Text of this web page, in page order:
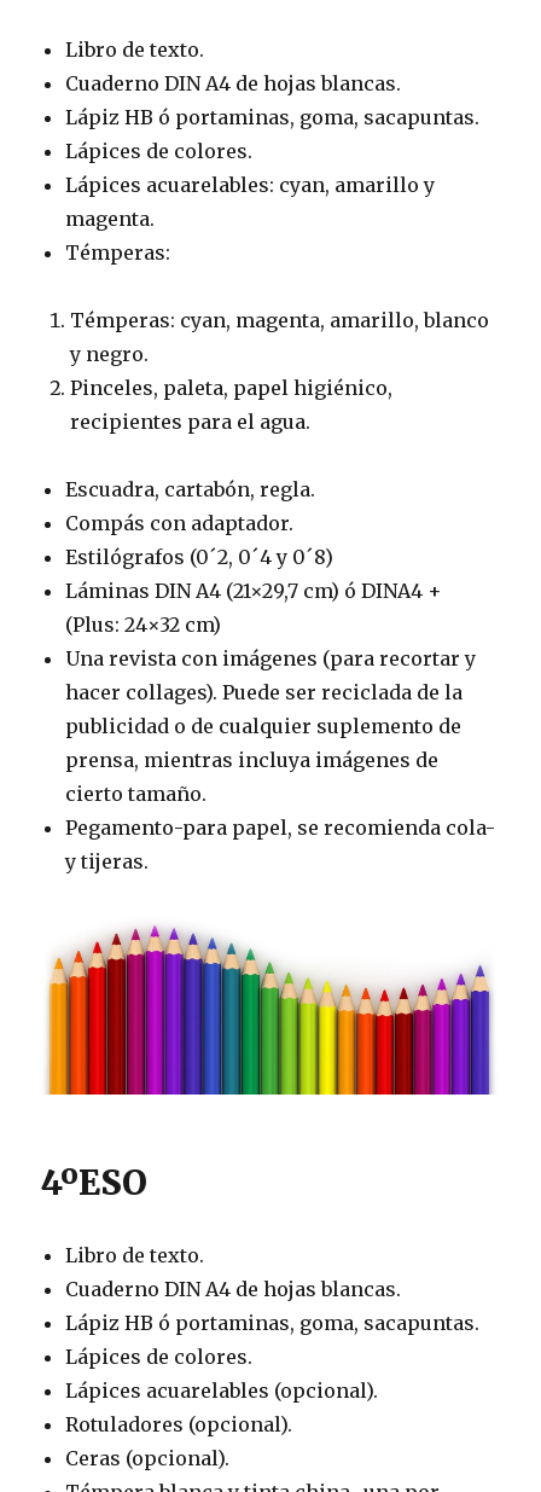
Libro de texto.
Cuaderno DIN A4 de hojas blancas.
Lápiz HB ó portaminas, goma, sacapuntas.
Lápices de colores.
Lápices acuarelables: cyan, amarillo y
magenta.
Témperas:
Témperas: cyan, magenta, amarillo, blanco
y negro.
Pinceles, paleta, papel higiénico,
recipientes para el agua.
Escuadra, cartabón, regla.
Compás con adaptador.
Estilógrafos (0´2, 0´4 y 0´8)
Láminas DIN A4 (21×29,7 cm) ó DINA4 +
(Plus: 24×32 cm)
Una revista con imágenes (para recortar y
hacer collages). Puede ser reciclada de la
publicidad o de cualquier suplemento de
prensa, mientras incluya imágenes de
cierto tamaño.
Pegamento-para papel, se recomienda cola-
y tijeras.
4ºESO
Libro de texto.
Cuaderno DIN A4 de hojas blancas.
Lápiz HB ó portaminas, goma, sacapuntas.
Lápices de colores.
Lápices acuarelables (opcional).
Rotuladores (opcional).
Ceras (opcional).